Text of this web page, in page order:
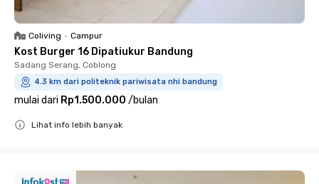
Coliving • Campur
Kost Burger 16 Dipatiukur Bandung
Sadang Serang, Coblong
4.3 km dari politeknik pariwisata nhi bandung
mulai dari Rp1.500.000 /bulan
Lihat info lebih banyak